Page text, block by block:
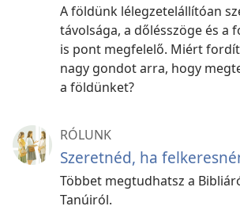
A földünk lélegzetelállítóan
távolsága, a dőlésszöge és a
is pont megfelelő. Miért
nagy gondot arra, hogy
a földünket?
RÓLUNK
Szeretnéd, ha
Többet megtudhatsz a
Tanúiról.